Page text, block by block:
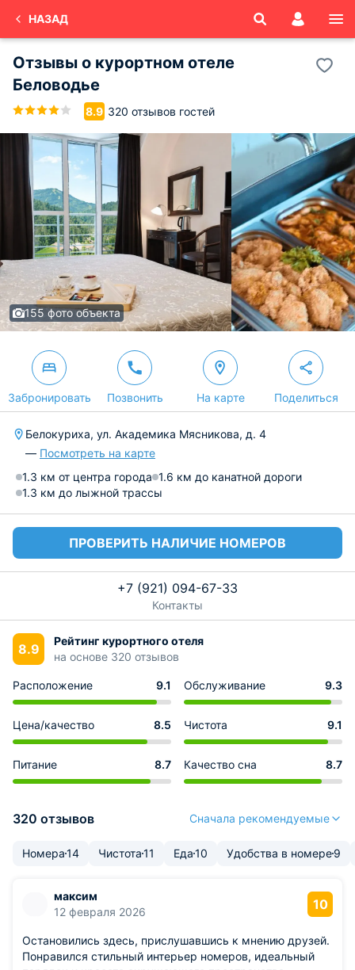
НАЗАД
Отзывы о курортном отеле
Беловодье
8.9 320 отзывов гостей
155 фото объекта
Забронировать Позвонить На карте Поделиться
Белокуриха, ул. Академика Мясникова, д. 4
— Посмотреть на карте
1.3 км от центра города 1.6 км до канатной дороги
1.3 км до лыжной трассы
ПРОВЕРИТЬ НАЛИЧИЕ НОМЕРОВ
+7 (921) 094-67-33
Контакты
8.9
Рейтинг курортного отеля
на основе 320 отзывов
Расположение 9.1 Обслуживание 9.3
Цена/качество 8.5 Чистота 9.1
Питание 8.7 Качество сна 8.7
320 отзывов Сначала рекомендуемые
Номера14 Чистота11 Еда10 Удобства в номере9
максим
12 февраля 2026
10
Остановились здесь, прислушавшись к мнению друзей.
Понравился стильный интерьер номеров, идеальный